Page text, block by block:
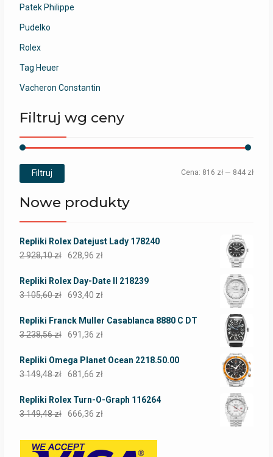
Patek Philippe
Pudelko
Rolex
Tag Heuer
Vacheron Constantin
Filtruj wg ceny
Filtruj Cena: 816 zł — 844 zł
Nowe produkty
Repliki Rolex Datejust Lady 178240
2 928,10zł 628,96 zł
Repliki Rolex Day-Date II 218239
3 105,60zł 693,40 zł
Repliki Franck Muller Casablanca 8880 C DT
3 238,56zł 691,36 zł
Repliki Omega Planet Ocean 2218.50.00
3 149,48zł 681,66 zł
Repliki Rolex Turn-O-Graph 116264
3 149,48zł 666,36 zł